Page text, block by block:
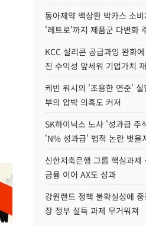
동아제약 백상환 박카스 소
'레트로'까지 제품군 다변화
KCC 실리콘 공급과잉 완화
진 수익성 앞세워 기업가치
케빈 워시의 '조용한 연준'
부의 압박 의혹도 커져
SK하이닉스 노사 '성과급 주
'N% 성과급' 법적 논란 벗을
신한저축은행 그룹 핵심과
금융 이어 AX도 성과
강원랜드 정책 불확실성에
장 정부 설득 과제 무거워져